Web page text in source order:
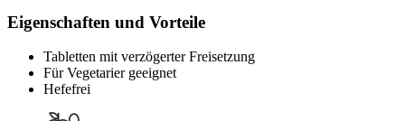
Eigenschaften und Vorteile
Tabletten mit verzögerter Freisetzung
Für Vegetarier geeignet
Hefefrei